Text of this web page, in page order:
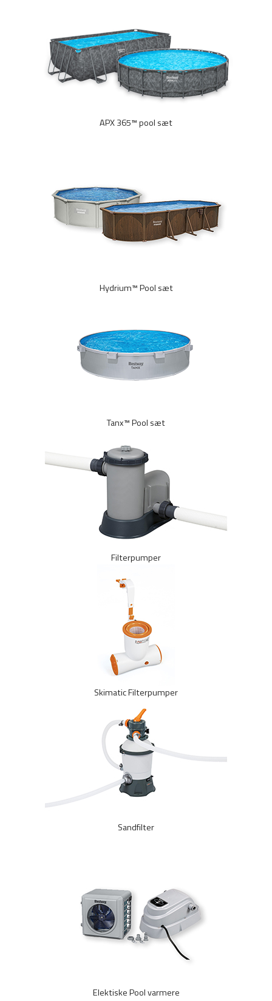
APX 365™ pool sæt
Hydrium™ Pool sæt
Tanx™ Pool sæt
Filterpumper
Skimatic Filterpumper
Sandfilter
Elektiske Pool varmere